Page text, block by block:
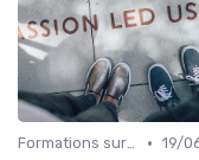
Formations sur mesure pour entreprises • 19/